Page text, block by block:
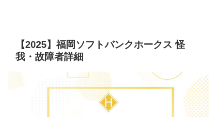
【2025】福岡ソフトバンクホークス 怪
我・故障者詳細